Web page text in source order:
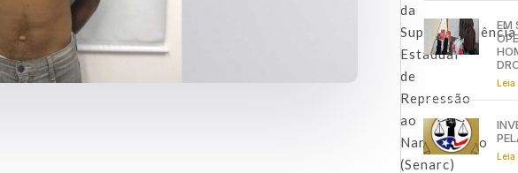
da
Superintendência
Estadual
de
Repressão
ao
Narcotráfico
(Senarc)
EM
Leia
Leia